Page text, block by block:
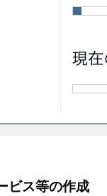
ビス等の作成